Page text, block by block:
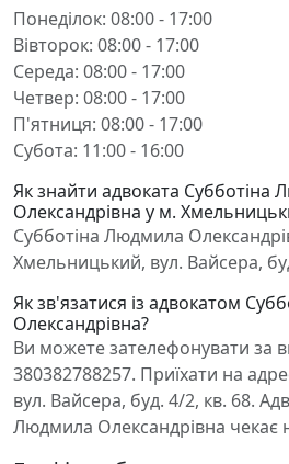
Понеділок: 08:00 - 17:00
Вівторок: 08:00 - 17:00
Середа: 08:00 - 17:00
Четвер: 08:00 - 17:00
П'ятниця: 08:00 - 17:00
Субота: 11:00 - 16:00
Як знайти адвоката Субботіна
Олександрівна у м.
Субботіна Людмила
Хмельницький, вул. Вайсера,
Як зв'язатися із адвокатом
Олександрівна?
Ви можете зателефонувати за
380382788257. Приїхати на
вул. Вайсера, буд. 4/2, кв. 68.
Людмила Олександрівна чекає